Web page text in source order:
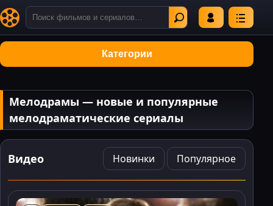
Категории
Мелодрамы — новые и популярные
мелодраматические сериалы
Видео Новинки Популярное